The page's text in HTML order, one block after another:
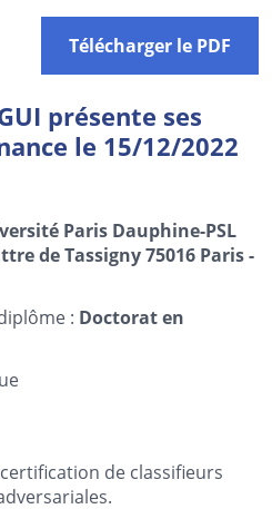
Télécharger le PDF
présente ses
le 15/12/2022
Paris Dauphine-PSL
de Tassigny 75016 Paris -
: Doctorat en
de classifieurs